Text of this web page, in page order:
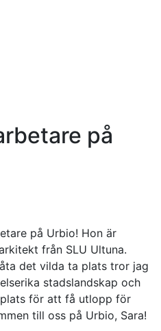
på
på Urbio! Hon är
från SLU Ultuna.
det vilda ta plats tror jag
stadslandskap och
för att få utlopp för
till oss på Urbio, Sara!